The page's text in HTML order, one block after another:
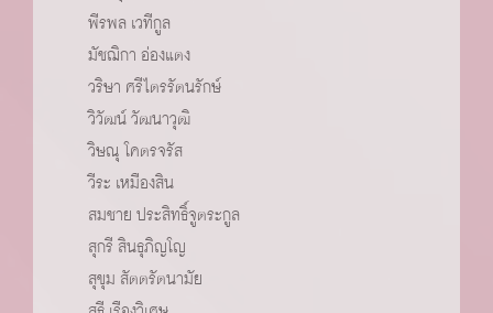
พีรพล เวทีกูล
มัชฌิกา อ่องแตง
วริษา ศรีไตรรัตนรักษ์
วิวัฒน์ วัฒนาวุฒิ
วิษณุ โคตรจรัส
วีระ เหมืองสิน
สมชาย ประสิทธิ์จูตระกูล
สุกรี สินธุภิญโญ
สุขุม สัตตรัตนามัย